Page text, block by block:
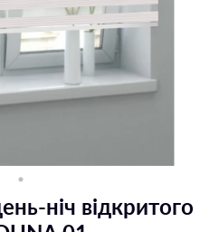
ніч відкритого